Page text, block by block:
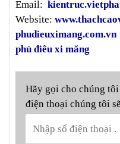
Email:
Website:
phudieuximang.com.vn
phù điêu xi măng
Hãy gọi cho chúng tôi
điện thoại chúng tôi